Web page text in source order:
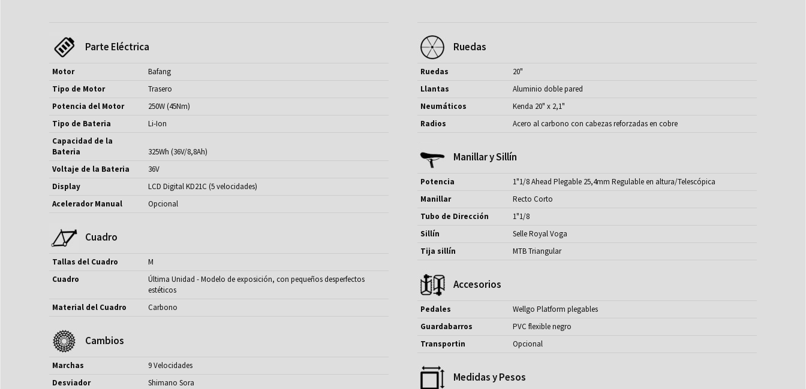
Parte Eléctrica
Motor
Bafang
Tipo de Motor
Trasero
Potencia del Motor
250W (45Nm)
Tipo de Bateria
Li-Ion
Capacidad de la
Bateria
325Wh (36V/8,8Ah)
Voltaje de la Bateria
36V
Display
LCD Digital KD21C (5 velocidades)
Acelerador Manual
Opcional
Cuadro
Tallas del Cuadro
M
Cuadro
Última Unidad - Modelo de exposición, con pequeños desperfectos
estéticos
Material del Cuadro
Carbono
Cambios
Marchas
9 Velocidades
Desviador
Shimano Sora
Ruedas
Ruedas
20"
Llantas
Aluminio doble pared
Neumáticos
Kenda 20" x 2,1"
Radios
Acero al carbono con cabezas reforzadas en cobre
Manillar y Sillín
Potencia
1"1/8 Ahead Plegable 25,4mm Regulable en altura/Telescópica
Manillar
Recto Corto
Tubo de Dirección
1"1/8
Sillín
Selle Royal Voga
Tija sillín
MTB Triangular
Accesorios
Pedales
Wellgo Platform plegables
Guardabarros
PVC flexible negro
Transportin
Opcional
Medidas y Pesos